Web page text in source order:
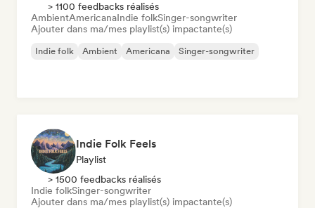
> 1100 feedbacks réalisés
AmbientAmericanaIndie folkSinger-songwriter
Ajouter dans ma/mes playlist(s) impactante(s)
Indie folk Ambient Americana Singer-songwriter
Indie Folk Feels
Playlist
> 1500 feedbacks réalisés
Indie folkSinger-songwriter
Ajouter dans ma/mes playlist(s) impactante(s)